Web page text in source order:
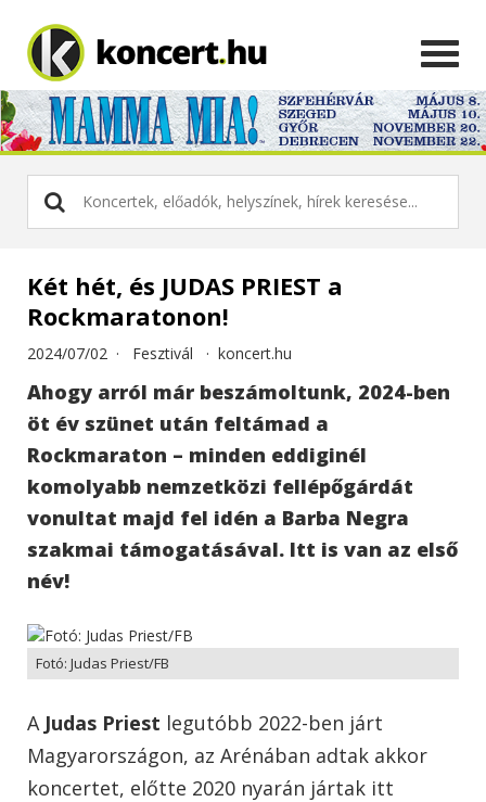
Két hét, és JUDAS PRIEST a
Rockmaratonon!
2024/07/02 · Fesztivál · koncert.hu
Ahogy arról már beszámoltunk, 2024-ben
öt év szünet után feltámad a
Rockmaraton – minden eddiginél
komolyabb nemzetközi fellépőgárdát
vonultat majd fel idén a Barba Negra
szakmai támogatásával. Itt is van az első
név!
Fotó: Judas Priest/FB
A Judas Priest legutóbb 2022-ben járt
Magyarországon, az Arénában adtak akkor
koncertet, előtte 2020 nyarán jártak itt